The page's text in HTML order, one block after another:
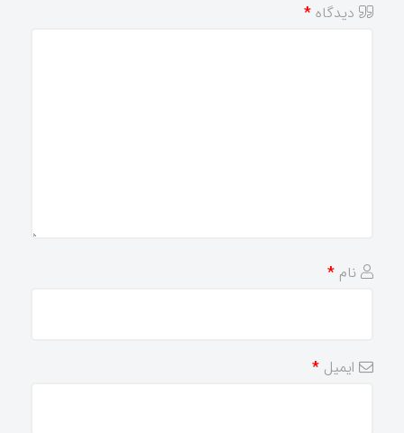
دیدگاه *
نام *
ایمیل *